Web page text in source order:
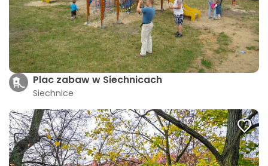
Plac zabaw w Siechnicach
Siechnice